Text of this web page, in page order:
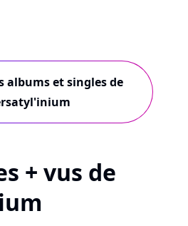
albums et singles de
+ vus de